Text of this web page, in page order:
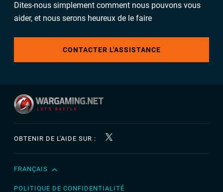
Dites-nous simplement comment nous pouvons vous
aider, et nous serons heureux de le faire
CONTACTER L'ASSISTANCE
OBTENIR DE L'AIDE SUR :
English
Čeština
FRANÇAIS
POLITIQUE DE CONFIDENTIALITÉ